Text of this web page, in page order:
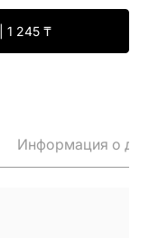
1 245₸
Информация о